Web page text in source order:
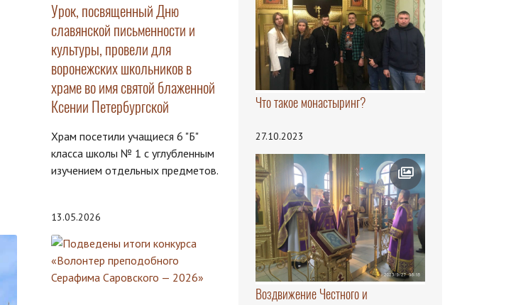
Урок, посвященный Дню
славянской письменности и
культуры, провели для
воронежских школьников в
храме во имя святой блаженной
Ксении Петербургской
Храм посетили учащиеся 6 "Б"
класса школы № 1 с углубленным
изучением отдельных предметов.
13.05.2026
Что такое монастыринг?
27.10.2023
Воздвижение Честного и